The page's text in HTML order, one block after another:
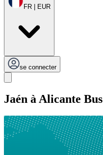
FR | EUR
se connecter
Jaén à Alicante Bus